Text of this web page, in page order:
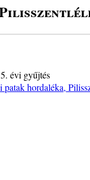
évi gyűjtés
patak hordaléka,